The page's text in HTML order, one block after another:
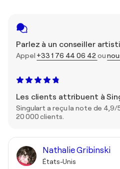
Parlez à un conseiller
Appel +33 1 76 44 06 42ou
Les clients attribuent à
Singulart a reçu la note de
20 000 clients.
Nathalie Gribinski
États-Unis